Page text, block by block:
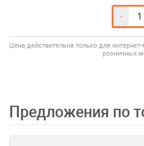
-
Цена действительна только для
розничных
Предложения по